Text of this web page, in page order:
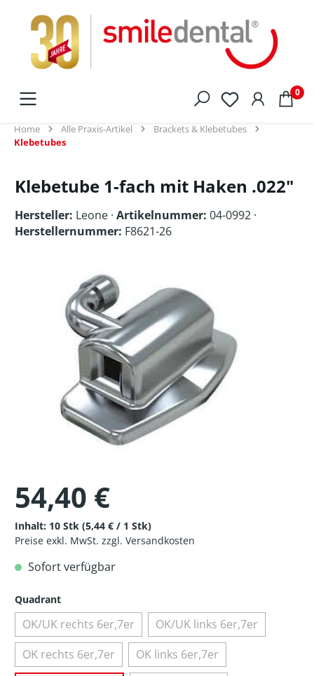
springen
0
Home Alle Praxis-Artikel
Brackets & Klebetubes
Klebetubes
Klebetube 1-fach mit Haken .022"
Hersteller: Leone · Artikelnummer: 04-0992 ·
Herstellernummer: F8621-26
54,40 €
Inhalt: 10 Stk (5,44 € / 1 Stk)
Preise exkl. MwSt. zzgl. Versandkosten
Sofort verfügbar
Quadrant
OK/UK rechts 6er,7er
OK/UK links 6er,7er
OK rechts 6er,7er
OK links 6er,7er